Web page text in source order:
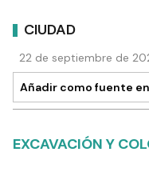
CIUDAD
22 de septiembre de
Añadir como fuente en
EXCAVACIÓN Y